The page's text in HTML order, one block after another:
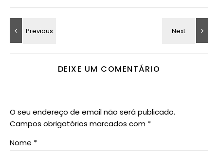
DEIXE UM COMENTÁRIO
O seu endereço de email não será publicado.
Campos obrigatórios marcados com *
Nome *